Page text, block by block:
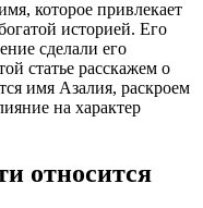
которое привлекает
историей. Его
сделали его
статье расскажем о
имя Азалия, раскроем
на характер
относится